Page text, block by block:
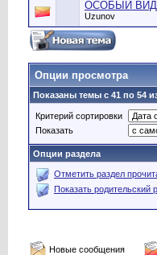
ОСОБЫЙ
Uzunov
Опции просмотра
Показаны темы с 41 по 54
Критерий сортировки
Показать
Опции раздела
Отметить раздел
Показать родительский
Новые сообщения